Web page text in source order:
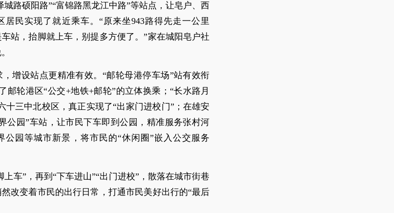
城路硕阳路”“富锦路黑龙江中路”等站点，让皂户、西
居民实现了就近乘车。“原来坐943路得先走一公里
站，抬脚就上车，别提多方便了。”家在城阳皂户社
，增设站点更精准有效。“邮轮母港停车场”站有效衔
邮轮港区“公交+地铁+邮轮”的立体换乘；“长水路月
十三中北校区，真正实现了“出家门进校门”；在雄安
公园”车站，让市民下车即到公园，精准服务张村河
公园等城市新景，将市民的“休闲圈”嵌入公交服务
上车”，再到“下车进山”“出门进校”，散落在城市街巷
改变着市民的出行日常，打通市民美好出行的“最后